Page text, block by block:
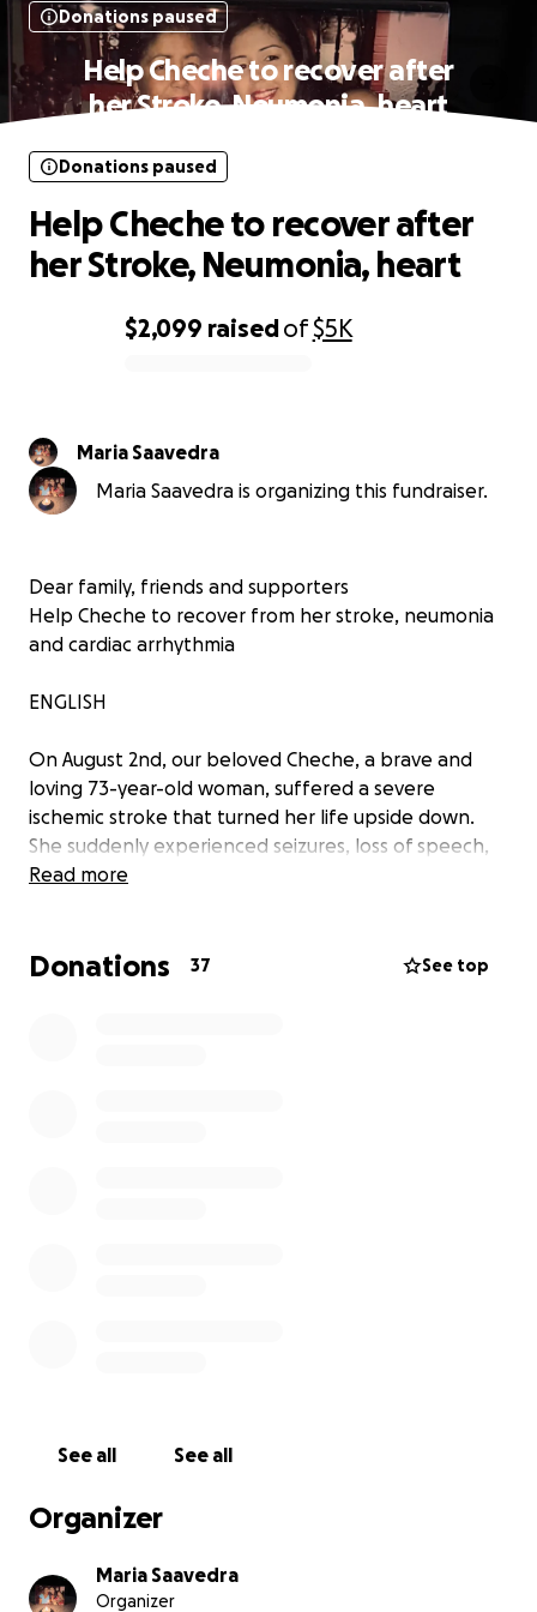
Donations paused
Help Cheche to recover after
her Stroke, Neumonia, heart
$2,099 raisedof$5K
Donations paused
Help Cheche to recover after
her Stroke, Neumonia, heart
Maria Saavedra
Maria Saavedra is organizing this fundraiser.
Dear family, friends and supporters
Help Cheche to recover from her stroke, neumonia
and cardiac arrhythmia
ENGLISH
On August 2nd, our beloved Cheche, a brave and
loving 73-year-old woman, suffered a severe
ischemic stroke that turned her life upside down.
She suddenly experienced seizures, loss of speech,
and paralysis on the right side of her body. She was
delicate condition, and now she is in ICU
Intensive speech and physical therapy
Medications like atorvastatin and blood thinners
Specialized nursing care
Read more
Donations 37 See top
See all See all
Organizer
Maria Saavedra
Organizer